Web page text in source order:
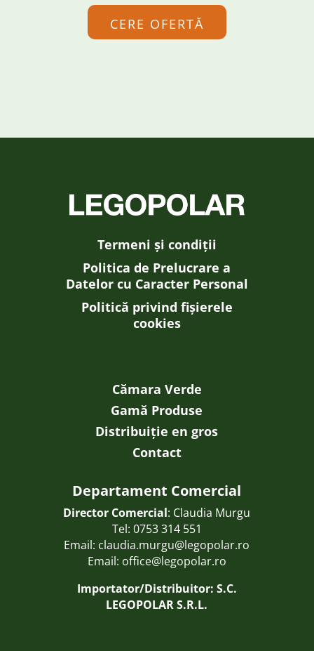
CERE OFERTĂ
Termeni și condiții
Politica de Prelucrare a
Datelor cu Caracter Personal
Politică privind fișierele
cookies
Cămara Verde
Gamă Produse
Distribuiție en gros
Contact
Departament Comercial
Director Comercial: Claudia Murgu
Tel: 0753 314 551
Email: claudia.murgu@legopolar.ro
Email: office@legopolar.ro
Importator/Distribuitor: S.C.
LEGOPOLAR S.R.L.